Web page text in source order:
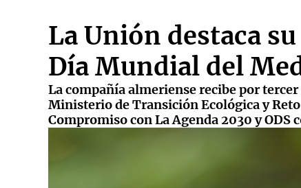
La Unión destaca
Día Mundial del
La compañía almeriense recibe por
Ministerio de Transición Ecológica y
Compromiso con La Agenda 2030 y ODS